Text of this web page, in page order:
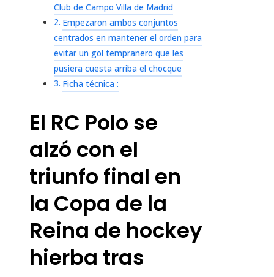
Club de Campo Villa de Madrid
Empezaron ambos conjuntos
centrados en mantener el orden para
evitar un gol tempranero que les
pusiera cuesta arriba el chocque
Ficha técnica :
El RC Polo se
alzó con el
triunfo final en
la Copa de la
Reina de hockey
hierba tras